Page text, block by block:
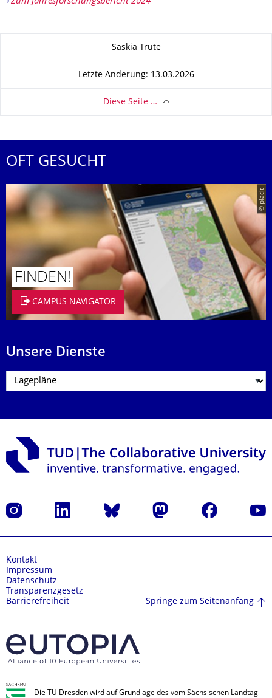
Saskia Trute
Letzte Änderung: 13.03.2026
Diese Seite …
OFT GESUCHT
© placit
FINDEN!
CAMPUS NAVIGATOR
Unsere Dienste
Instagram LinkedIn Bluesky Mastodon Facebook
Kontakt
Impressum
Datenschutz
Transparenzgesetz
Barrierefreiheit
Springe zum Seitenanfang
Die TU Dresden wird auf Grundlage des vom Sächsischen Landtag